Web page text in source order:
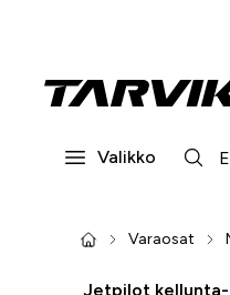
Valikko
Varaosat
Jetpilot kellunta-